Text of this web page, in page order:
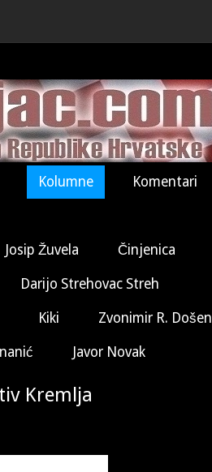
Kolumne Komentari
Josip Žuvela Činjenica
Darijo Strehovac Streh
Kiki Zvonimir R. Došen
Javor Novak
Kremlja